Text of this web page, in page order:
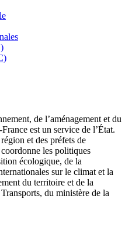
de l’aménagement et du
est un service de l’État.
et des préfets de
les politiques
écologique, de la
sur le climat et la
du territoire et de la
du ministère de la